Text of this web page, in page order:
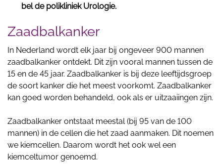
bel de polikliniek Urologie.
Zaadbalkanker
In Nederland wordt elk jaar bij ongeveer 900 mannen
zaadbalkanker ontdekt. Dit zijn vooral mannen tussen de
15 en de 45 jaar. Zaadbalkanker is bij deze leeftijdsgroep
de soort kanker die het meest voorkomt. Zaadbalkanker
kan goed worden behandeld, ook als er uitzaaiingen zijn.
Zaadbalkanker ontstaat meestal (bij 95 van de 100
mannen) in de cellen die het zaad aanmaken. Dit noemen
we kiemcellen. Daarom wordt het ook wel een
kiemceltumor genoemd.